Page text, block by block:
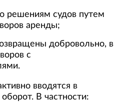
решениям судов путем
аренды;
добровольно, в
с
вводятся в
В частности: